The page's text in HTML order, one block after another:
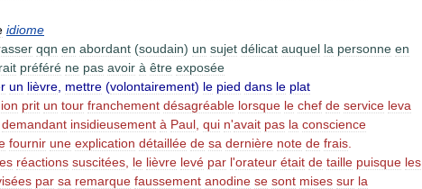
idiome
qqn en abordant (soudain) un sujet délicat auquel la personne en
préféré ne pas avoir à être exposée
un lièvre mettre (volontairement) le pied dans le plat
prit un tour franchement désagréable lorsque le chef de service leva
demandant insidieusement à Paul qui n'avait pas la conscience
fournir une explication détaillée de sa dernière note de frais
réactions suscitées le lièvre levé par l'orateur était de taille puisque les
par sa remarque faussement anodine se sont mises sur la